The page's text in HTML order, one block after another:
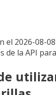
el 2026-08-
de la API